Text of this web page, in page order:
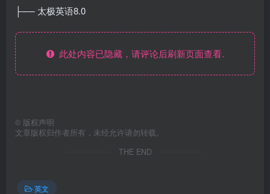
├── 太极英语8.0
此处内容已隐藏，请评论后刷新页面查看.
© 版权声明
文章版权归作者所有，未经允许请勿转载。
THE END
英文